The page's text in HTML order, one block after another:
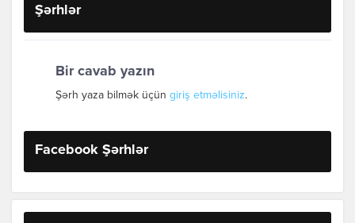
Şərhlər
Bir cavab yazın
Şərh yaza bilmək üçün giriş etməlisiniz.
Facebook Şərhlər